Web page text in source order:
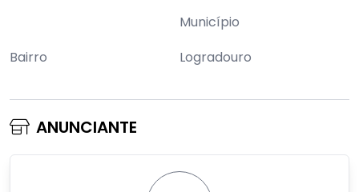
Município
Bairro
Logradouro
ANUNCIANTE